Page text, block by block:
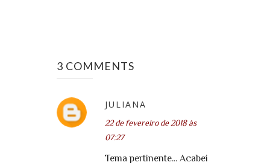
3 COMMENTS
JULIANA
22 de fevereiro de 2018 às
07:27
Tema pertinente... Acabei